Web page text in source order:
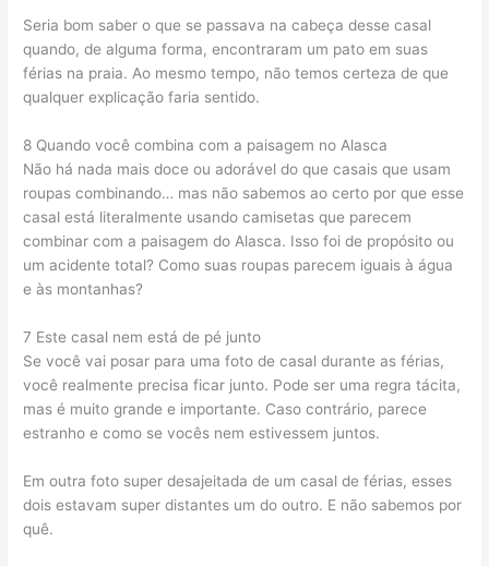
Seria bom saber o que se passava na cabeça desse casal
quando, de alguma forma, encontraram um pato em suas
férias na praia. Ao mesmo tempo, não temos certeza de que
qualquer explicação faria sentido.
8 Quando você combina com a paisagem no Alasca
Não há nada mais doce ou adorável do que casais que usam
roupas combinando… mas não sabemos ao certo por que esse
casal está literalmente usando camisetas que parecem
combinar com a paisagem do Alasca. Isso foi de propósito ou
um acidente total? Como suas roupas parecem iguais à água
e às montanhas?
7 Este casal nem está de pé junto
Se você vai posar para uma foto de casal durante as férias,
você realmente precisa ficar junto. Pode ser uma regra tácita,
mas é muito grande e importante. Caso contrário, parece
estranho e como se vocês nem estivessem juntos.
Em outra foto super desajeitada de um casal de férias, esses
dois estavam super distantes um do outro. E não sabemos por
quê.